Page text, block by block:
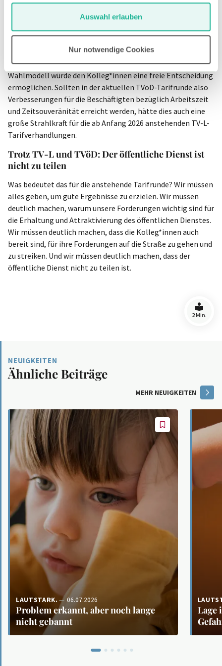
Auswahl erlauben
Nur notwendige Cookies
2 Min.
freie Tage zu nehmen.
Diese Forderungen sind in der Form neu und relevant für die
heutige Zeit, in der Zeitsouveränität für einige Beschäftigte
eine zentralere Rolle spielt als mehr Geld. Dieses geforderte
Wahlmodell würde den Kolleg*innen eine freie Entscheidung
ermöglichen. Sollten in der aktuellen TVöD-Tarifrunde also
Verbesserungen für die Beschäftigten bezüglich Arbeitszeit
und Zeitsouveränität erreicht werden, hätte dies auch eine
große Strahlkraft für die ab Anfang 2026 anstehenden TV-L-
Tarifverhandlungen.
Trotz TV-L und TVöD: Der öffentliche Dienst ist
nicht zu teilen
Was bedeutet das für die anstehende Tarifrunde? Wir müssen
alles geben, um gute Ergebnisse zu erzielen. Wir müssen
deutlich machen, warum unsere Forderungen wichtig sind für
die Erhaltung und Attraktivierung des öffentlichen Dienstes.
Wir müssen deutlich machen, dass die Kolleg*innen auch
bereit sind, für ihre Forderungen auf die Straße zu gehen und
zu streiken. Und wir müssen deutlich machen, dass der
öffentliche Dienst nicht zu teilen ist.
NEUIGKEITEN
Ähnliche Beiträge
MEHR NEUIGKEITEN
LAUTSTARK. 06.07.2026
Problem erkannt, aber noch lange
nicht gebannt
Lage